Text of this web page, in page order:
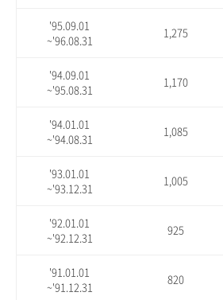
'95.09.01
~'96.08.31
1,275
'94.09.01
~'95.08.31
1,170
'94.01.01
~'94.08.31
1,085
'93.01.01
~'93.12.31
1,005
'92.01.01
~'92.12.31
925
'91.01.01
~'91.12.31
820